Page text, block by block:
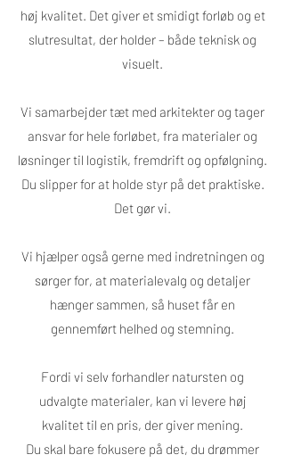
høj kvalitet. Det giver et smidigt forløb og et
slutresultat, der holder – både teknisk og
visuelt.
Vi samarbejder tæt med arkitekter og tager
ansvar for hele forløbet, fra materialer og
løsninger til logistik, fremdrift og opfølgning.
Du slipper for at holde styr på det praktiske.
Det gør vi.
Vi hjælper også gerne med indretningen og
sørger for, at materialevalg og detaljer
hænger sammen, så huset får en
gennemført helhed og stemning.
Fordi vi selv forhandler natursten og
udvalgte materialer, kan vi levere høj
kvalitet til en pris, der giver mening.
Du skal bare fokusere på det, du drømmer